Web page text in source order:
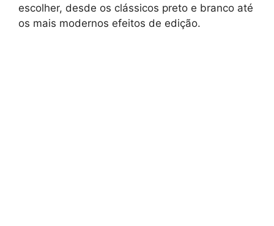
escolher, desde os clássicos preto e branco até
os mais modernos efeitos de edição.